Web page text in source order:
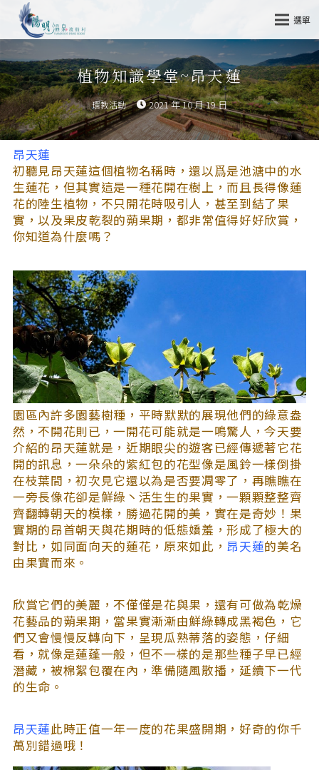
選單
植物知識學堂~昂天蓮
環教活動 2021 年 10 月 19 日
昂天蓮
初聽見昂天蓮這個植物名稱時，還以爲是池溏中的水
生蓮花，但其實這是一種花開在樹上，而且長得像蓮
花的陸生植物，不只開花時吸引人，甚至到結了果
實，以及果皮乾裂的蒴果期，都非常值得好好欣賞，
你知道為什麼嗎？
園區內許多園藝樹種，平時默默的展現他們的綠意盎
然，不開花則已，一開花可能就是一鳴驚人，今天要
介紹的昂天蓮就是，近期眼尖的遊客已經傳遞著它花
開的訊息，一朵朵的紫紅包的花型像是風鈴一樣倒掛
在枝葉間，初次見它還以為是否要凋零了，再瞧瞧在
一旁長像花卻是鮮綠丶活生生的果實，一顆顆整整齊
齊翻轉朝天的模樣，勝過花開的美，實在是奇妙！果
實期的昂首朝天與花期時的低態嬌羞，形成了極大的
對比，如同面向天的蓮花，原來如此， 昂天蓮的美名
由果實而來。
欣賞它們的美麗，不僅僅是花與果，還有可做為乾燥
花藝品的蒴果期，當果實漸漸由鮮綠轉成黑褐色，它
們又會慢慢反轉向下，呈現瓜熟蒂落的姿態，仔細
看，就像是蓮蓬一般，但不一樣的是那些種子早已經
潛藏，被棉絮包覆在內，準備隨風散播，延續下一代
的生命。
昂天蓮此時正值一年一度的花果盛開期，好奇的你千
萬別錯過哦！